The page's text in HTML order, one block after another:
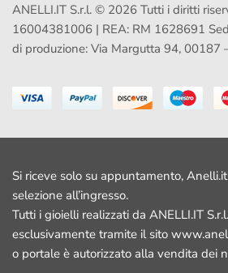
ANELLI.IT S.r.l. © 2026 Tutti i diritti
16004381006 | REA: RM 1628691
di produzione: Via Margutta 94, 00187
Si riceve solo su appuntamento,
selezione all’ingresso.
Tutti i gioielli realizzati da ANELLI.IT
esclusivamente tramite il sito
o portale è autorizzato alla vendita dei